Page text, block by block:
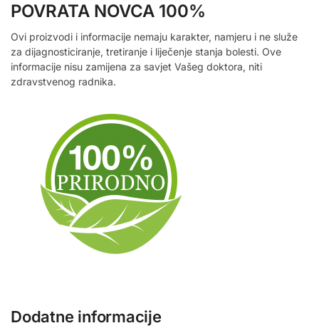
POVRATA NOVCA 100%
Ovi proizvodi i informacije nemaju karakter, namjeru i ne služe
za dijagnosticiranje, tretiranje i liječenje stanja bolesti. Ove
informacije nisu zamijena za savjet Vašeg doktora, niti
zdravstvenog radnika.
Dodatne informacije